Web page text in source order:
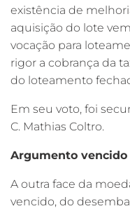
existência de
aquisição do lote
vocação para
rigor a cobrança da
do loteamento
Em seu voto, foi
C. Mathias Coltro.
Argumento vencido
A outra face da
vencido, do